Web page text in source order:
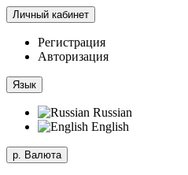
Личный кабинет
Регистрация
Авторизация
Язык
Russian
English
р. Валюта